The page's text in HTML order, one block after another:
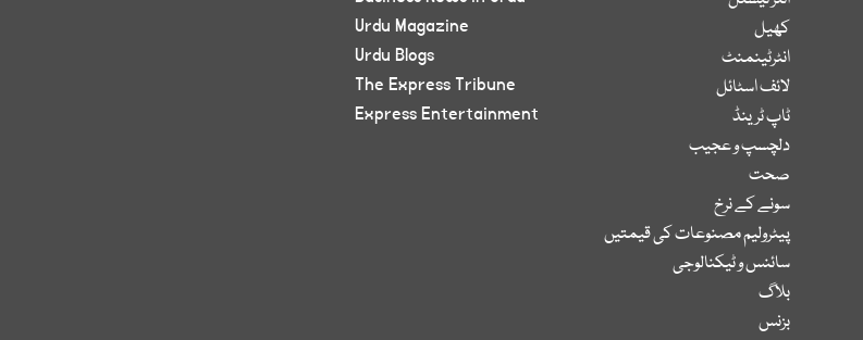
کھیل
انٹرٹینمنٹ
لائف اسٹائل
ٹاپ ٹرینڈ
دلچسپ و عجیب
صحت
سونے کے نرخ
پیٹرولیم مصنوعات کی قیمتیں
سائنس و ٹیکنالوجی
بلاگ
بزنس
Urdu Magazine
Urdu Blogs
The Express Tribune
Express Entertainment